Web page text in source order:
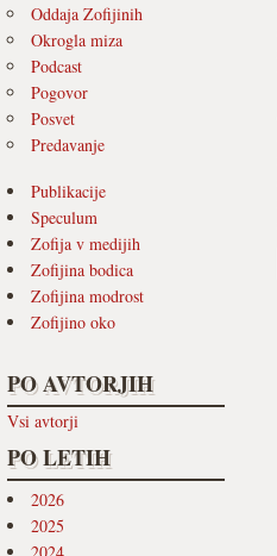
Oddaja Zofijinih
Okrogla miza
Podcast
Pogovor
Posvet
Predavanje
Publikacije
Speculum
Zofija v medijih
Zofijina bodica
Zofijina modrost
Zofijino oko
PO AVTORJIH
Vsi avtorji
PO LETIH
2026
2025